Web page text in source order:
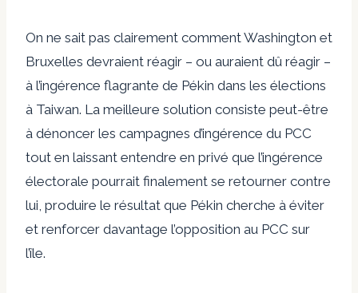
On ne sait pas clairement comment Washington et
Bruxelles devraient réagir – ou auraient dû réagir –
à l’ingérence flagrante de Pékin dans les élections
à Taiwan. La meilleure solution consiste peut-être
à dénoncer les campagnes d’ingérence du PCC
tout en laissant entendre en privé que l’ingérence
électorale pourrait finalement se retourner contre
lui, produire le résultat que Pékin cherche à éviter
et renforcer davantage l’opposition au PCC sur
l’île.